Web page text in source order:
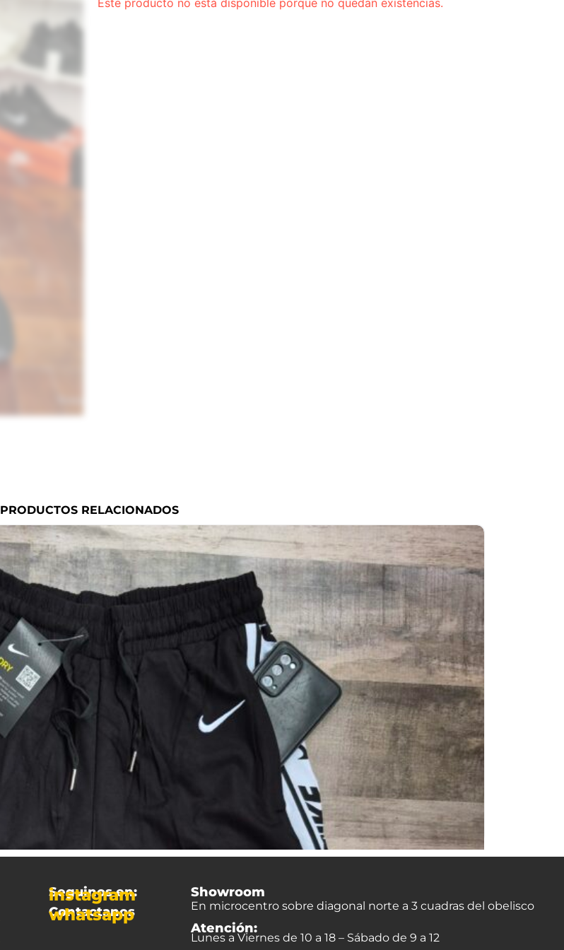
PRODUCTOS RELACIONADOS
Seguinos en:
instagram
Contactanos
whatsapp
Showroom
En microcentro sobre diagonal norte a 3 cuadras del obelisco
Atención:
Lunes a Viernes de 10 a 18 – Sábado de 9 a 12